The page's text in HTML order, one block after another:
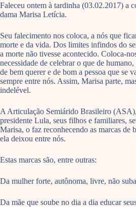
Faleceu ontem à tardinha (03.02.2017) a
dama Marisa Letícia.
Seu falecimento nos coloca, a nós que
morte e da vida. Dos limites infindos do
a morte não tivesse acontecido. Coloca-
necessidade de celebrar o que de
de bem querer e de bom a pessoa que se
sempre entre nós. Assim, Marisa parte,
indelével.
A Articulação Semiárido Brasileiro
presidente Lula, seus filhos e familiares,
Marisa, o faz reconhecendo as marcas de
ela deixou entre nós.
Estas marcas são, entre outras:
Da mulher forte, autônoma, livre, não
Da mãe que soube no dia a dia educar